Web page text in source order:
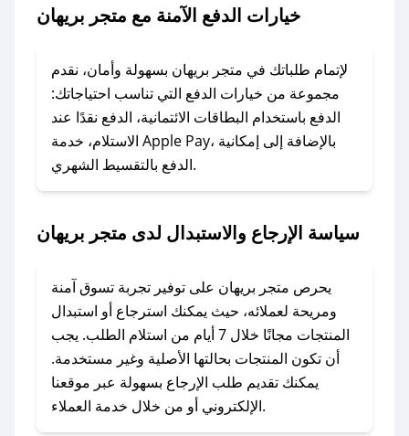
لا تقلق! يمكنك التواصل مع فريق دعم صحصح عبر
الرسائل الخاصة على تويتر أو البريد الإلكتروني،
وسنقوم بحل المشكلة في أسرع وقت ممكن.
### ماذا أفعل إذا لم أجد كود خصم لمتجري
المفضل؟
مراسلتنا مباشرة وسنعمل على توفير الكوبونات في
### كيف تحصل على كوبونات خصم حصرية من
متجر بريهان؟
للحصول على كوبونات وخصومات حصرية، قم بما
يلي:
- اضغط على أيقونة متابعة لمتجر متجر بريهان في
خيارات الدفع الآمنة مع متجر بريهان
لإتمام طلباتك في متجر بريهان بسهولة وأمان، نقدم
مجموعة من خيارات الدفع التي تناسب احتياجاتك:
الدفع باستخدام البطاقات الائتمانية، الدفع نقدًا عند
الاستلام، خدمة Apple Pay، بالإضافة إلى إمكانية
الدفع بالتقسيط الشهري.
سياسة الإرجاع والاستبدال لدى متجر بريهان
يحرص متجر بريهان على توفير تجربة تسوق آمنة
ومريحة لعملائه، حيث يمكنك استرجاع أو استبدال
المنتجات مجانًا خلال 7 أيام من استلام الطلب. يجب
أن تكون المنتجات بحالتها الأصلية وغير مستخدمة.
يمكنك تقديم طلب الإرجاع بسهولة عبر موقعنا
الإلكتروني أو من خلال خدمة العملاء.